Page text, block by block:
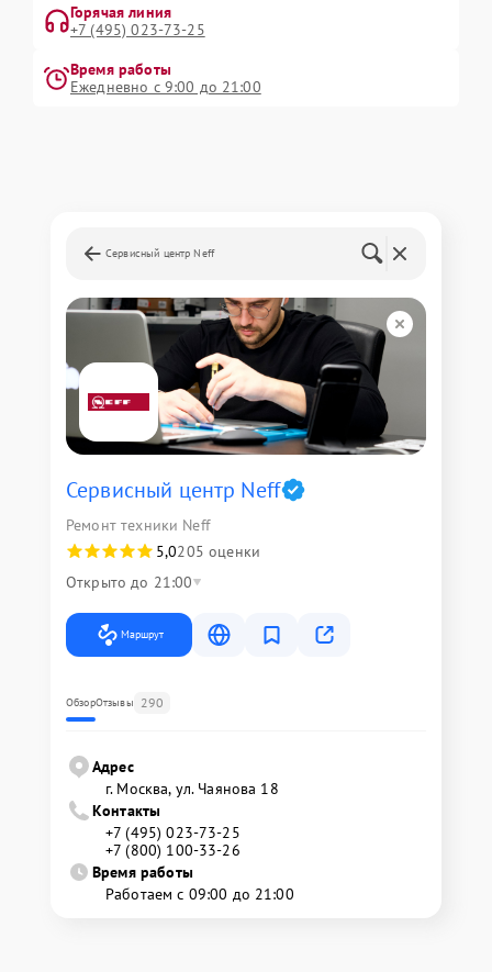
Горячая линия
+7 (495) 023-73-25
Время работы
Ежедневно с 9:00 до 21:00
Сервисный центр Neff
Сервисный центр Neff
Ремонт техники Neff
5,0205 оценки
Открыто до 21:00
Маршрут
ОбзорОтзывы 290
Адрес
г. Москва, ул. Чаянова 18
Контакты
+7 (495) 023-73-25
+7 (800) 100-33-26
Время работы
Работаем с 09:00 до 21:00